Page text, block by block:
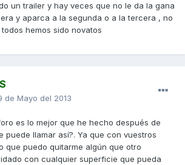
un trailer y hay veces que no le da la gana
y aparca a la segunda o a la tercera , no
hemos sido novatos
de Mayo del 2013
es lo mejor que he hecho después de
puede llamar así?. Ya que con vuestros
que puedo quitarme algún que otro
con cualquier superficie que pueda